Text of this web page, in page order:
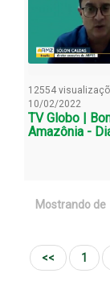
12554
10/02/2022
TV Globo |
Amazônia -
Mostrando de
<< 1